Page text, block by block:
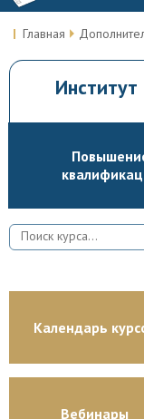
Главная
Календарь
Вебинары